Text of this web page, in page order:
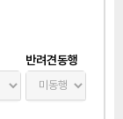
반려견동행